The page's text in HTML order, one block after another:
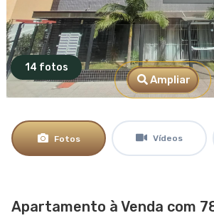
14 fotos
Ampliar
Fotos Vídeos
Apartamento à Venda com